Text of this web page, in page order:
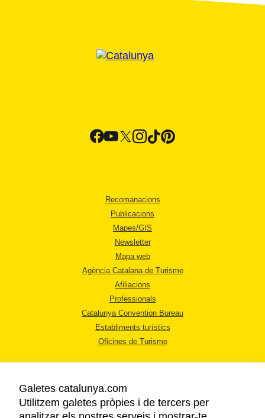
Recomanacions
Publicacions
Mapes/GIS
Newsletter
Mapa web
Agència Catalana de Turisme
Afiliacions
Professionals
Catalunya Convention Bureau
Establiments turístics
Oficines de Turisme
Galetes catalunya.com
Utilitzem galetes pròpies i de tercers per